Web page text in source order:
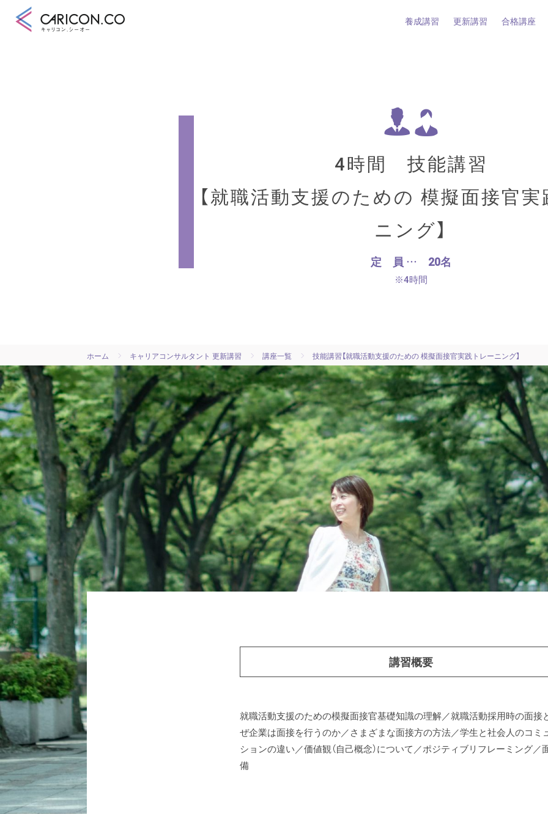
養成講習 更新講習 合格講座
4時間 技能講習
【就職活動支援のための 模擬面接官
ニング】
定 員 … 20名
※4時間
ホーム キャリアコンサルタント 更新講習 講座一覧 技能講習【就職活動支援のための 模擬面接官実践トレーニング】
講習概要
就職活動支援のための模擬面接官基礎知識の理解／就職活動採用時の面接
ぜ企業は面接を行うのか／さまざまな面接方の方法／学生と社会人のコミ
ションの違い／価値観（自己概念）について／ポジティブリフレーミング／
備